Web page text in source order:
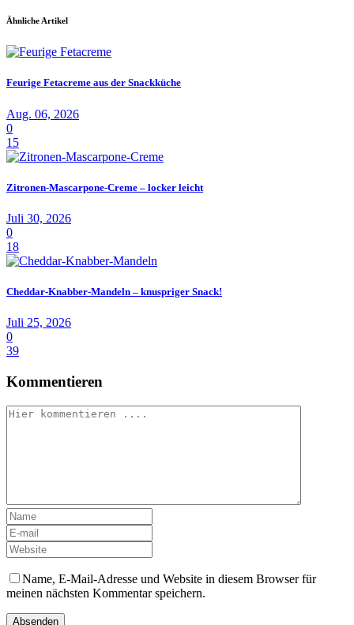
Ähnliche Artikel
Feurige Fetacreme aus der Snackküche
Aug. 06, 2026
0
15
Zitronen-Mascarpone-Creme – locker leicht
Juli 30, 2026
0
18
Cheddar-Knabber-Mandeln – knuspriger Snack!
Juli 25, 2026
0
39
Kommentieren
Name, E-Mail-Adresse und Website in diesem Browser für
meinen nächsten Kommentar speichern.